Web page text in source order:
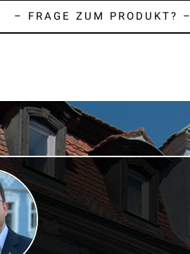
– FRAGE ZUM PRODUKT? –